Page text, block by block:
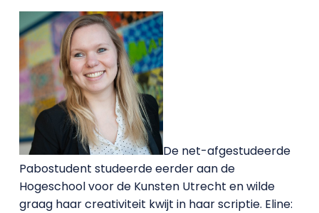
De net-afgestudeerde
Pabostudent studeerde eerder aan de
Hogeschool voor de Kunsten Utrecht en wilde
graag haar creativiteit kwijt in haar scriptie. Eline: